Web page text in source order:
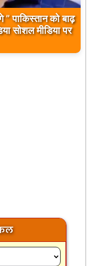
” पाकिस्तान को बाढ़
सोशल मीडिया पर
को लेकर दिए गए
कड़ी प्रतिक्रिया